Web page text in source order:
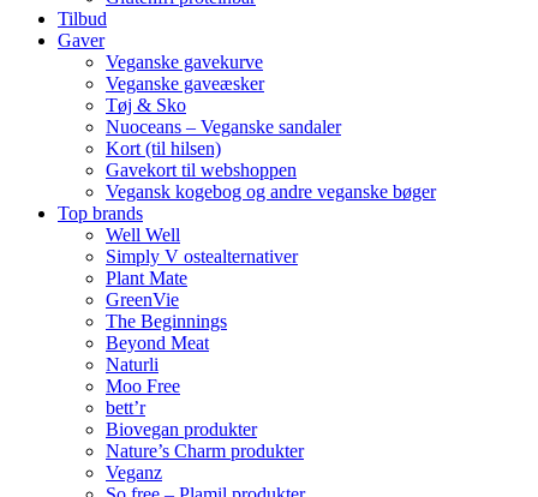
Tilbud
Gaver
Veganske gavekurve
Veganske gaveæsker
Tøj & Sko
Nuoceans – Veganske sandaler
Kort (til hilsen)
Gavekort til webshoppen
Vegansk kogebog og andre veganske bøger
Top brands
Well Well
Simply V ostealternativer
Plant Mate
GreenVie
The Beginnings
Beyond Meat
Naturli
Moo Free
bett’r
Biovegan produkter
Nature’s Charm produkter
Veganz